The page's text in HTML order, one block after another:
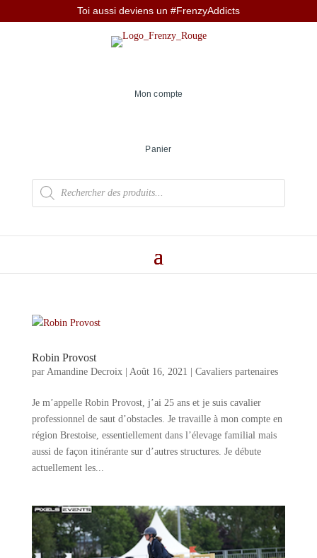
Toi aussi deviens un #FrenzyAddicts
Mon compte
Panier
Recherche
produits
Robin Provost
par Amandine Decroix| Août 16, 2021 Cavaliers partenaires
Je m’appelle Robin Provost, j’ai 25 ans et je suis cavalier
professionnel de saut d’obstacles. Je travaille à mon compte en
région Brestoise, essentiellement dans l’élevage familial mais
aussi de façon itinérante sur d’autres structures. Je débute
actuellement les...